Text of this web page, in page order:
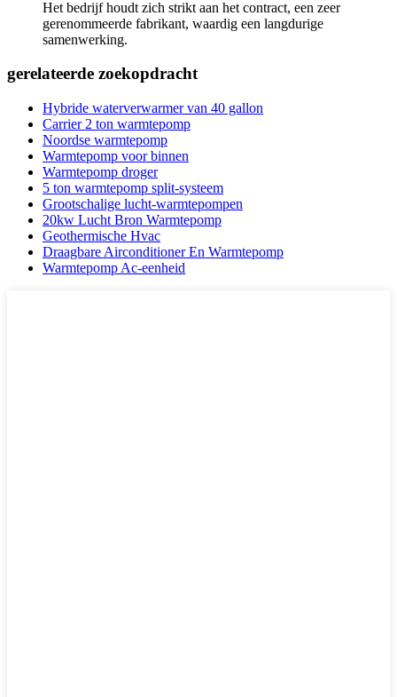
Het bedrijf houdt zich strikt aan het contract, een zeer
gerenommeerde fabrikant, waardig een langdurige
samenwerking.
gerelateerde zoekopdracht
Hybride waterverwarmer van 40 gallon
Carrier 2 ton warmtepomp
Noordse warmtepomp
Warmtepomp voor binnen
Warmtepomp droger
5 ton warmtepomp split-systeem
Grootschalige lucht-warmtepompen
20kw Lucht Bron Warmtepomp
Geothermische Hvac
Draagbare Airconditioner En Warmtepomp
Warmtepomp Ac-eenheid